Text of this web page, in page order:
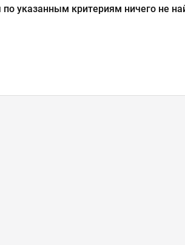
указанным критериям ничего не